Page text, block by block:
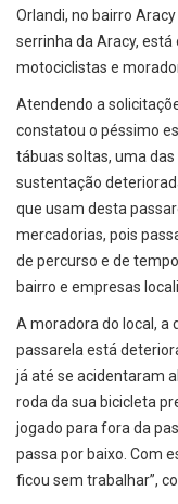
Orlandi, no bairro
serrinha da Aracy,
motociclistas e
Atendendo a
constatou o péssimo
tábuas soltas, uma
sustentação
que usam desta
mercadorias, pois
de percurso e de
bairro e empresas
A moradora do local, a
passarela está
já até se acidentaram
roda da sua bicicleta
jogado para fora da
passa por baixo. Com
ficou sem trabalhar”,